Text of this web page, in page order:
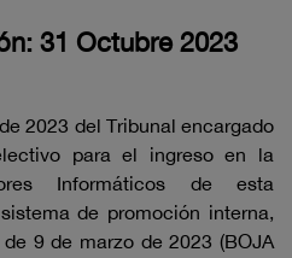
31 Octubre 2023
2023 del Tribunal encargado
para el ingreso en la
Informáticos de esta
de promoción interna,
9 de marzo de 2023 (BOJA